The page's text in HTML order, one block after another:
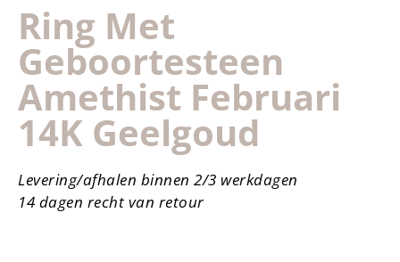
Ring Met
Geboortesteen
Amethist Februari
14K Geelgoud
Levering/afhalen binnen 2/3 werkdagen
14 dagen recht van retour